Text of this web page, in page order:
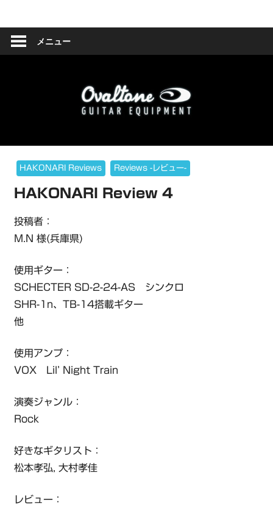
ン
Ovaltone
-
handmade
effect
メニュー
HAKONARI Reviews Reviews -レビュー-
HAKONARI Review 4
投稿者：
M.N 様(兵庫県)
使用ギター：
SCHECTER SD-2-24-AS シンクロ
SHR-1n、TB-14搭載ギター
他
使用アンプ：
VOX Lil’ Night Train
演奏ジャンル：
Rock
好きなギタリスト：
松本孝弘, 大村孝佳
レビュー：